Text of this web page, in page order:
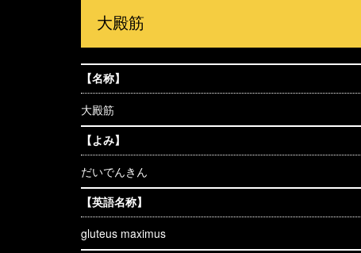
大殿筋
【名称】
大殿筋
【よみ】
だいでんきん
【英語名称】
gluteus maximus